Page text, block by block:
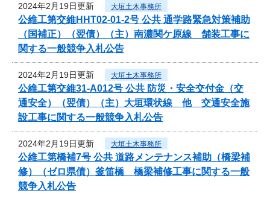
2024年2月19日更新 大垣土木事務所
公維工第交維HHT02-01-2号 公共 通学路緊急対策補助
（国補正）（翌債）（主）南濃関ケ原線 舗装工事に
関する一般競争入札公告
2024年2月19日更新 大垣土木事務所
公維工第交維31-A012号 公共 防災・安全交付金（交
通安全）（翌債）（主）大垣環状線 他 交通安全施
設工事に関する一般競争入札公告
2024年2月19日更新 大垣土木事務所
公維工第橋補7号 公共 道路メンテナンス補助（橋梁補
修）（ゼロ県債）釜笛橋 橋梁補修工事に関する一般
競争入札公告